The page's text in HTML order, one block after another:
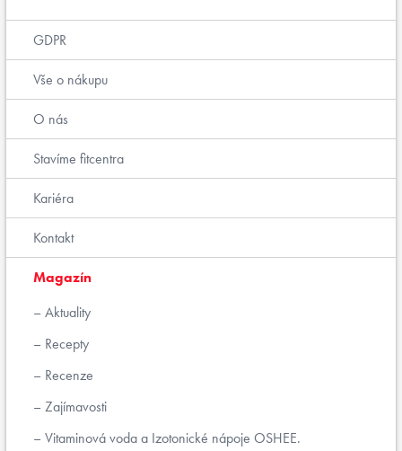
GDPR
Vše o nákupu
O nás
Stavíme fitcentra
Kariéra
Kontakt
Magazín
Aktuality
Recepty
Recenze
Zajímavosti
Vitaminová voda a Izotonické nápoje OSHEE.